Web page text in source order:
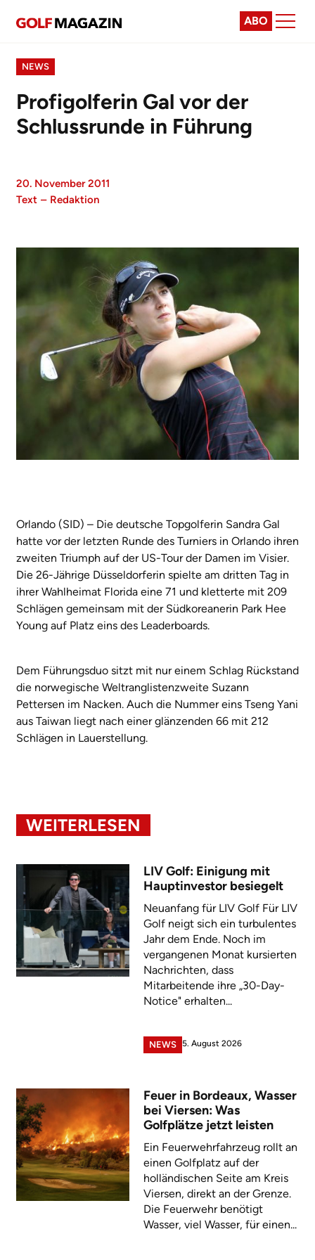
ABO
NEWS
Profigolferin Gal vor der
Schlussrunde in Führung
20. November 2011
Text – Redaktion
Orlando (SID) – Die deutsche Topgolferin Sandra Gal
hatte vor der letzten Runde des Turniers in Orlando ihren
zweiten Triumph auf der US-Tour der Damen im Visier.
Die 26-Jährige Düsseldorferin spielte am dritten Tag in
ihrer Wahlheimat Florida eine 71 und kletterte mit 209
Schlägen gemeinsam mit der Südkoreanerin Park Hee
Young auf Platz eins des Leaderboards.
Dem Führungsduo sitzt mit nur einem Schlag Rückstand
die norwegische Weltranglistenzweite Suzann
Pettersen im Nacken. Auch die Nummer eins Tseng Yani
aus Taiwan liegt nach einer glänzenden 66 mit 212
Schlägen in Lauerstellung.
WEITERLESEN
LIV Golf: Einigung mit
Hauptinvestor besiegelt
Neuanfang für LIV Golf Für LIV
Golf neigt sich ein turbulentes
Jahr dem Ende. Noch im
vergangenen Monat kursierten
Nachrichten, dass
Mitarbeitende ihre „30-Day-
Notice" erhalten...
NEWS 5. August 2026
Feuer in Bordeaux, Wasser
bei Viersen: Was
Golfplätze jetzt leisten
Ein Feuerwehrfahrzeug rollt an
einen Golfplatz auf der
holländischen Seite am Kreis
Viersen, direkt an der Grenze.
Die Feuerwehr benötigt
Wasser, viel Wasser, für einen...